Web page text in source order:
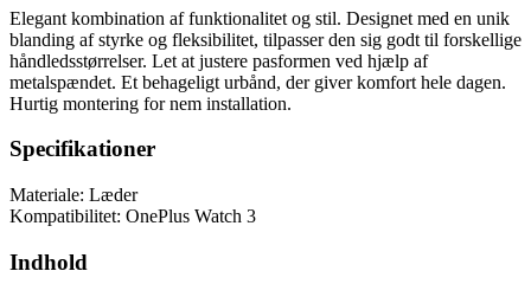
Elegant kombination af funktionalitet og stil. Designet med en unik
blanding af styrke og fleksibilitet, tilpasser den sig godt til forskellige
håndledsstørrelser. Let at justere pasformen ved hjælp af
metalspændet. Et behageligt urbånd, der giver komfort hele dagen.
Hurtig montering for nem installation.
Specifikationer
Materiale: Læder
Kompatibilitet: OnePlus Watch 3
Indhold